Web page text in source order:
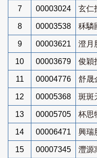
7 00003024 玄仁
8 00003538 秝驎
9 00003621 澄月
10 00003679 俊穎
11 00004776 舒晟
12 00005368 斑斑
13 00005705 杯思
14 00006471 興瑞
15 00007345 灃源